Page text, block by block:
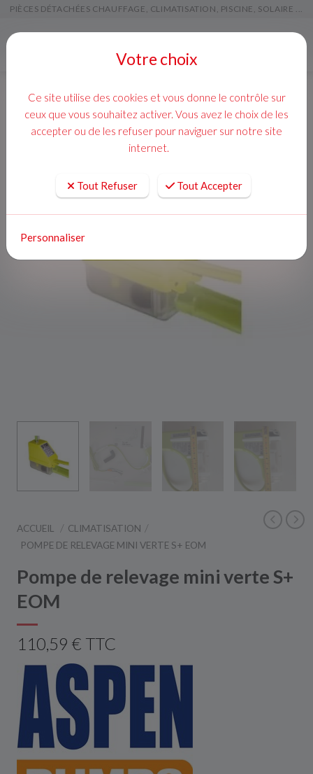
PIÈCES DÉTACHÉES CHAUFFAGE, CLIMATISATION, PISCINE, SOLAIRE ...
ACCUEIL
CLIMATISATION
POMPE DE RELEVAGE MINI VERTE S+ EOM
Pompe de relevage mini verte S+
EOM
110,59 € TTC
Votre choix
Ce site utilise des cookies et vous donne le contrôle sur
ceux que vous souhaitez activer. Vous avez le choix de les
accepter ou de les refuser pour naviguer sur notre site
internet.
Tout Refuser Tout Accepter
Personnaliser